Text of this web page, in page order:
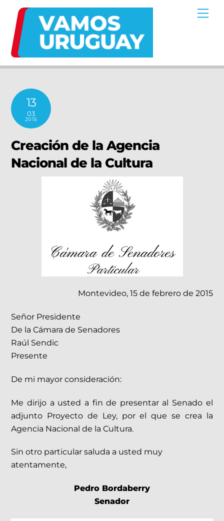
content
13
03
2015
Creación de la Agencia
Nacional de la Cultura
Montevideo, 15 de febrero de 2015
Señor Presidente
De la Cámara de Senadores
Raúl Sendic
Presente
De mi mayor consideración:
Me dirijo a usted a fin de presentar al Senado el
adjunto Proyecto de Ley, por el que se crea la
Agencia Nacional de la Cultura.
Sin otro particular saluda a usted muy
atentamente,
Pedro Bordaberry
Senador